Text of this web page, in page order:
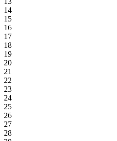
14
15
16
17
18
19
20
21
22
23
24
25
26
27
28